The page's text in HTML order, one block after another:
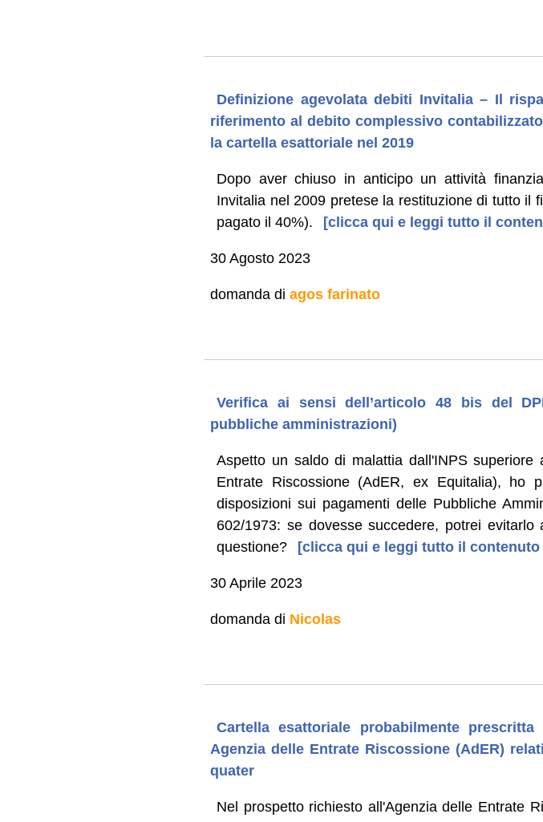
Definizione agevolata debiti Invitalia – Il
riferimento al debito complessivo
la cartella esattoriale nel 2019
Dopo aver chiuso in anticipo un attività
Invitalia nel 2009 pretese la restituzione di tutto il
pagato il 40%).
[clicca qui e leggi tutto il
30 Agosto 2023
domanda di agos farinato
Verifica ai sensi dell’articolo 48 bis del
pubbliche amministrazioni)
Aspetto un saldo di malattia dall'INPS
Entrate Riscossione (AdER, ex Equitalia),
disposizioni sui pagamenti delle Pubbliche
602/1973: se dovesse succedere, potrei
questione?
[clicca qui e leggi tutto il
30 Aprile 2023
domanda di Nicolas
Cartella esattoriale probabilmente
Agenzia delle Entrate Riscossione (AdER)
quater
Nel prospetto richiesto all'Agenzia delle Entrate